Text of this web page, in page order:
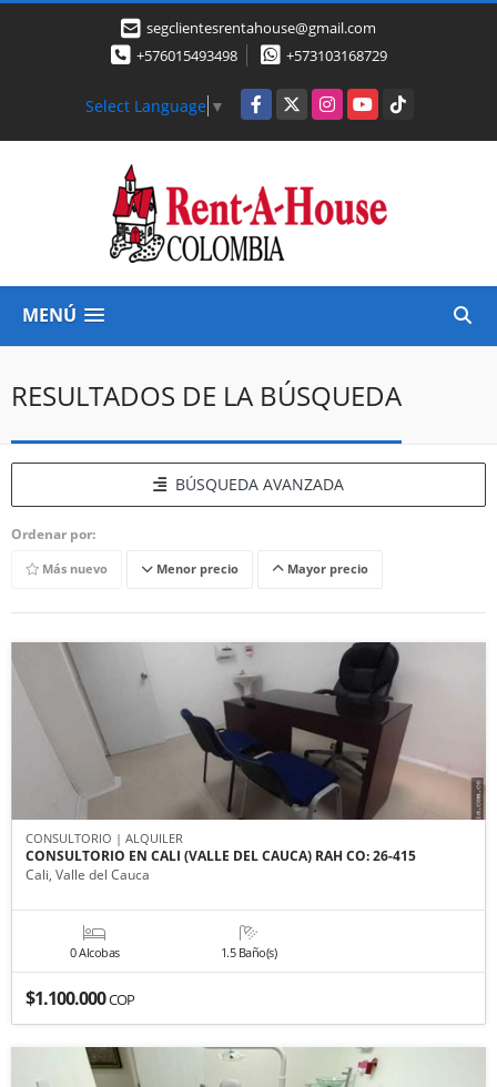
segclientesrentahouse@gmail.com
+576015493498
+573103168729
Select Language ▼ Facebook
X InstagramYouTubeTikTok
MENÚ
RESULTADOS DE LA BÚSQUEDA
BÚSQUEDA AVANZADA
Ordenar por:
Más nuevo Menor precio Mayor precio
CONSULTORIO | ALQUILER
CONSULTORIO EN CALI (VALLE DEL CAUCA) RAH CO: 26-415
Cali, Valle del Cauca
0 Alcobas 1.5 Baño(s)
$1.100.000COP